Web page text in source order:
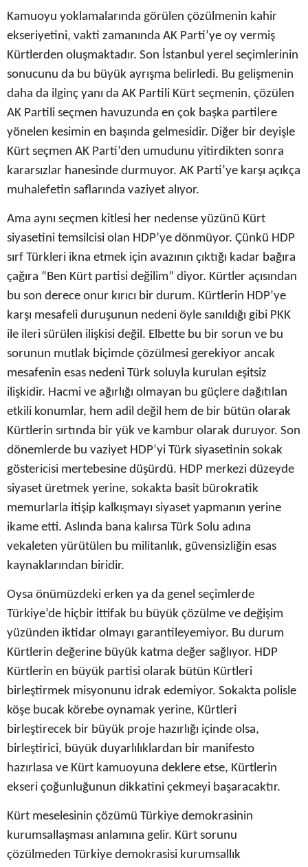
Kamuoyu yoklamalarında görülen çözülmenin kahir
ekseriyetini, vakti zamanında AK Parti’ye oy vermiş
Kürtlerden oluşmaktadır. Son İstanbul yerel seçimlerinin
sonucunu da bu büyük ayrışma belirledi. Bu gelişmenin
daha da ilginç yanı da AK Partili Kürt seçmenin, çözülen
AK Partili seçmen havuzunda en çok başka partilere
yönelen kesimin en başında gelmesidir. Diğer bir deyişle
Kürt seçmen AK Parti’den umudunu yitirdikten sonra
kararsızlar hanesinde durmuyor. AK Parti’ye karşı açıkça
muhalefetin saflarında vaziyet alıyor.
Ama aynı seçmen kitlesi her nedense yüzünü Kürt
siyasetini temsilcisi olan HDP’ye dönmüyor. Çünkü HDP
sırf Türkleri ikna etmek için avazının çıktığı kadar bağıra
çağıra “Ben Kürt partisi değilim” diyor. Kürtler açısından
bu son derece onur kırıcı bir durum. Kürtlerin HDP’ye
karşı mesafeli duruşunun nedeni öyle sanıldığı gibi PKK
ile ileri sürülen ilişkisi değil. Elbette bu bir sorun ve bu
sorunun mutlak biçimde çözülmesi gerekiyor ancak
mesafenin esas nedeni Türk soluyla kurulan eşitsiz
ilişkidir. Hacmi ve ağırlığı olmayan bu güçlere dağıtılan
etkili konumlar, hem adil değil hem de bir bütün olarak
Kürtlerin sırtında bir yük ve kambur olarak duruyor. Son
dönemlerde bu vaziyet HDP’yi Türk siyasetinin sokak
göstericisi mertebesine düşürdü. HDP merkezi düzeyde
siyaset üretmek yerine, sokakta basit bürokratik
memurlarla itişip kalkışmayı siyaset yapmanın yerine
ikame etti. Aslında bana kalırsa Türk Solu adına
vekaleten yürütülen bu militanlık, güvensizliğin esas
kaynaklarından biridir.
Oysa önümüzdeki erken ya da genel seçimlerde
Türkiye’de hiçbir ittifak bu büyük çözülme ve değişim
yüzünden iktidar olmayı garantileyemiyor. Bu durum
Kürtlerin değerine büyük katma değer sağlıyor. HDP
Kürtlerin en büyük partisi olarak bütün Kürtleri
birleştirmek misyonunu idrak edemiyor. Sokakta polisle
köşe bucak körebe oynamak yerine, Kürtleri
birleştirecek bir büyük proje hazırlığı içinde olsa,
birleştirici, büyük duyarlılıklardan bir manifesto
hazırlasa ve Kürt kamuoyuna deklere etse, Kürtlerin
ekseri çoğunluğunun dikkatini çekmeyi başaracaktır.
Kürt meselesinin çözümü Türkiye demokrasinin
kurumsallaşması anlamına gelir. Kürt sorunu
çözülmeden Türkiye demokrasisi kurumsallık